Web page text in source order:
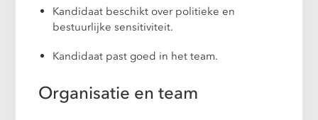
Kandidaat beschikt over politieke en
bestuurlijke sensitiviteit.
Kandidaat past goed in het team.
Organisatie en team